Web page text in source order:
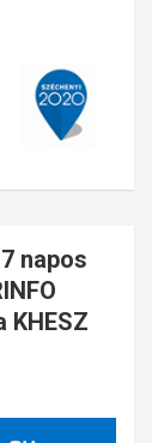
napos